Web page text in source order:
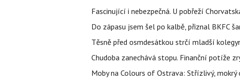
Fascinující i nebezpečná. U pobřeží
Do zápasu jsem šel po kalbě, přiznal BKFC
Těsně před osmdesátkou strčí mladší
Chudoba zanechává stopu. Finanční potíže
Moby na Colours of Ostrava: Střízlivý,